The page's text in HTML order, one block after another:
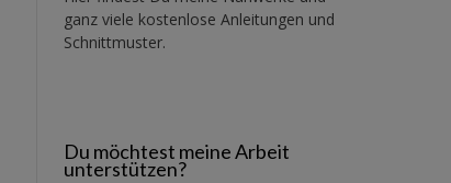
ganz viele kostenlose Anleitungen und
Schnittmuster.
Du möchtest meine Arbeit
unterstützen?